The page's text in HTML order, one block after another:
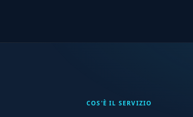
COS'È IL SERVIZIO